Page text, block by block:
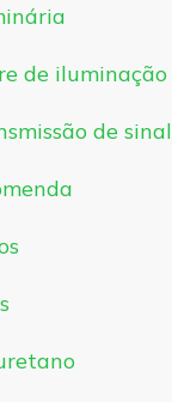
de iluminação
de sinal